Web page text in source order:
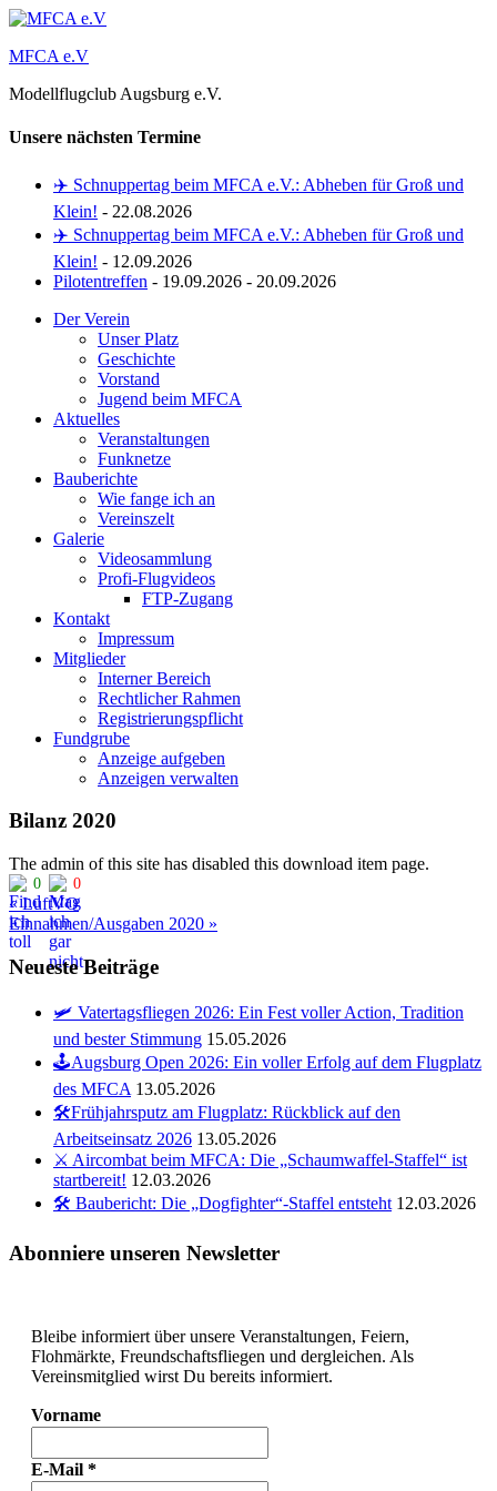
Zum
springen
MFCA e.V
Modellflugclub Augsburg e.V.
Unsere nächsten Termine
✈️ Schnuppertag beim MFCA e.V.: Abheben für Groß und
Klein! - 22.08.2026
✈️ Schnuppertag beim MFCA e.V.: Abheben für Groß und
Klein! - 12.09.2026
Pilotentreffen - 19.09.2026 - 20.09.2026
Der Verein
Unser Platz
Geschichte
Vorstand
Jugend beim MFCA
Aktuelles
Veranstaltungen
Funknetze
Bauberichte
Wie fange ich an
Vereinszelt
Galerie
Videosammlung
Profi-Flugvideos
FTP-Zugang
Kontakt
Impressum
Mitglieder
Interner Bereich
Rechtlicher Rahmen
Registrierungspflicht
Fundgrube
Anzeige aufgeben
Anzeigen verwalten
Bilanz 2020
The admin of this site has disabled this download item page.
0 0
Beitragsnavigation
« LuftVO
Einnahmen/Ausgaben 2020 »
Neueste Beiträge
🛩️ Vatertagsfliegen 2026: Ein Fest voller Action, Tradition
und bester Stimmung 15.05.2026
🕹️Augsburg Open 2026: Ein voller Erfolg auf dem Flugplatz
des MFCA 13.05.2026
🛠️Frühjahrsputz am Flugplatz: Rückblick auf den
Arbeitseinsatz 2026 13.05.2026
⚔️ Aircombat beim MFCA: Die „Schaumwaffel-Staffel“ ist
startbereit! 12.03.2026
🛠️ Baubericht: Die „Dogfighter“-Staffel entsteht 12.03.2026
Abonniere unseren Newsletter
Bleibe informiert über unsere Veranstaltungen, Feiern,
Flohmärkte, Freundschaftsfliegen und dergleichen. Als
Vereinsmitglied wirst Du bereits informiert.
Vorname
E-Mail *